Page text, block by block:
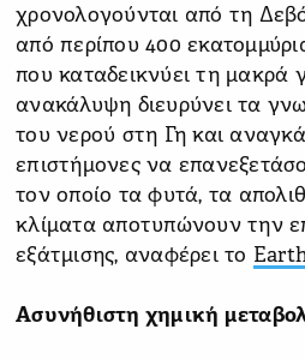
χρονολογούνται από τη
από περίπου 400
που καταδεικνύει τη μακρά
ανακάλυψη διευρύνει τα
του νερού στη Γη και
επιστήμονες να
τον οποίο τα φυτά, τα
κλίματα αποτυπώνουν την
εξάτμισης, αναφέρει το
Ασυνήθιστη χημική